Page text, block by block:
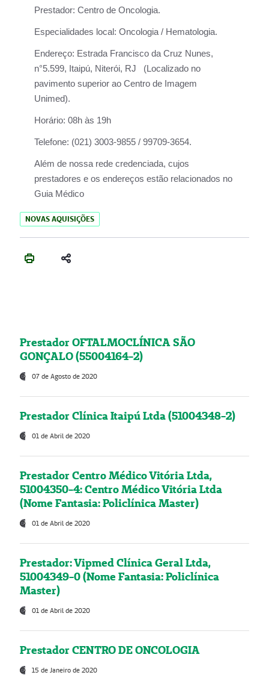
Prestador: Centro de Oncologia.
Especialidades local: Oncologia / Hematologia.
Endereço: Estrada Francisco da Cruz Nunes,
n°5.599, Itaipú, Niterói, RJ (Localizado no
pavimento superior ao Centro de Imagem
Unimed).
Horário: 08h às 19h
Telefone: (021) 3003-9855 / 99709-3654.
Além de nossa rede credenciada, cujos
prestadores e os endereços estão relacionados no
Guia Médico
NOVAS AQUISIÇÕES
Prestador OFTALMOCLÍNICA SÃO
GONÇALO (55004164-2)
07 de Agosto de 2020
Prestador Clínica Itaipú Ltda (51004348-2)
01 de Abril de 2020
Prestador Centro Médico Vitória Ltda,
51004350-4: Centro Médico Vitória Ltda
(Nome Fantasia: Policlínica Master)
01 de Abril de 2020
Prestador: Vipmed Clínica Geral Ltda,
51004349-0 (Nome Fantasia: Policlínica
Master)
01 de Abril de 2020
Prestador CENTRO DE ONCOLOGIA
15 de Janeiro de 2020